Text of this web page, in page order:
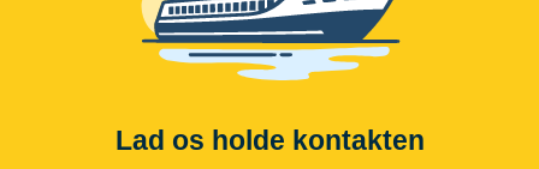
Lad os holde kontakten